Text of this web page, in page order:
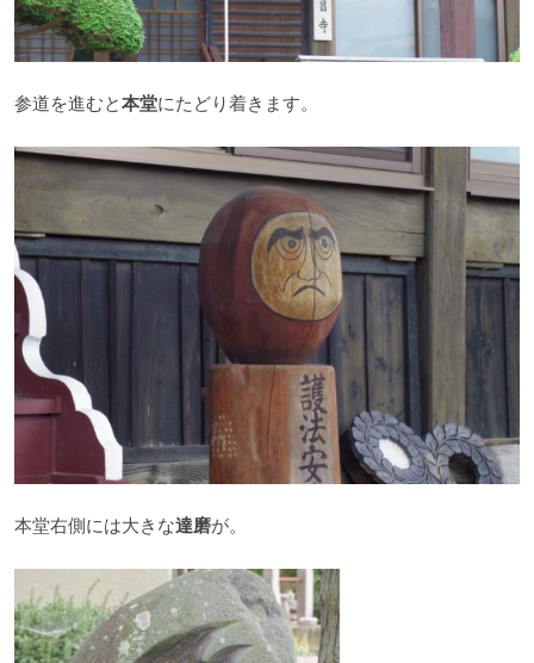
参道を進むと本堂にたどり着きます。
本堂右側には大きな達磨が。